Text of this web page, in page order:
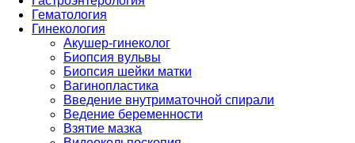
Гематология
Гинекология
Акушер-гинеколог
Биопсия вульвы
Биопсия шейки матки
Вагинопластика
Введение внутриматочной спирали
Ведение беременности
Взятие мазка